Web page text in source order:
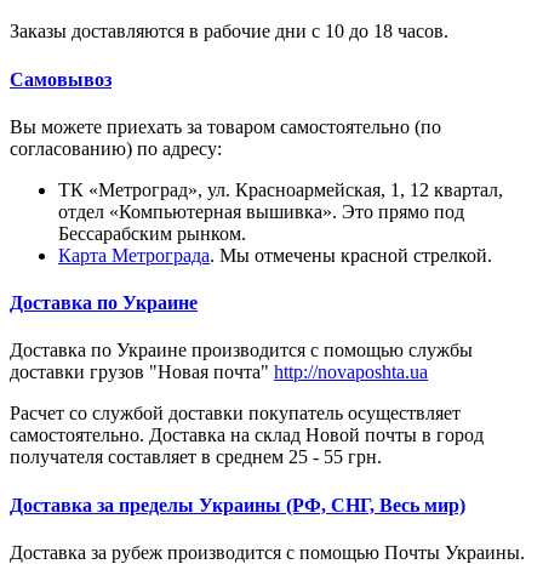
Заказы доставляются в рабочие дни с 10 до 18 часов.
Самовывоз
Вы можете приехать за товаром самостоятельно (по
согласованию) по адресу:
ТК «Метроград», ул. Красноармейская, 1, 12 квартал,
отдел «Компьютерная вышивка». Это прямо под
Бессарабским рынком.
Карта Метрограда. Мы отмечены красной стрелкой.
Доставка по Украине
Доставка по Украине производится с помощью службы
доставки грузов "Новая почта" http://novaposhta.ua
Расчет со службой доставки покупатель осуществляет
самостоятельно. Доставка на склад Новой почты в город
получателя составляет в среднем 25 - 55 грн.
Доставка за пределы Украины (РФ, СНГ, Весь мир)
Доставка за рубеж производится с помощью Почты Украины.